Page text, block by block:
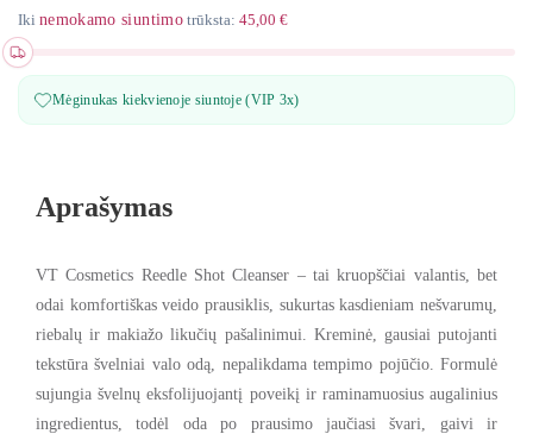
Iki nemokamo siuntimotrūksta: 45,00 €
Mėginukas kiekvienoje siuntoje (VIP 3x)
Aprašymas
VT Cosmetics Reedle Shot Cleanser – tai kruopščiai valantis, bet
odai komfortiškas veido prausiklis, sukurtas kasdieniam nešvarumų,
riebalų ir makiažo likučių pašalinimui. Kreminė, gausiai putojanti
tekstūra švelniai valo odą, nepalikdama tempimo pojūčio. Formulė
sujungia švelnų eksfolijuojantį poveikį ir raminamuosius augalinius
ingredientus, todėl oda po prausimo jaučiasi švari, gaivi ir